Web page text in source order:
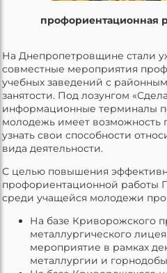
профориентационная
На Днепропетровщине стали
совместные мероприятия
учебных заведений с
занятости. Под лозунгом
информационные терминалы
молодежь имеет возможность
узнать свои способности
вида деятельности.
С целью повышения
профориентационной работы
среди учащейся молодежи
На базе Криворожского
металлургического
мероприятие в рамках
металлургии и